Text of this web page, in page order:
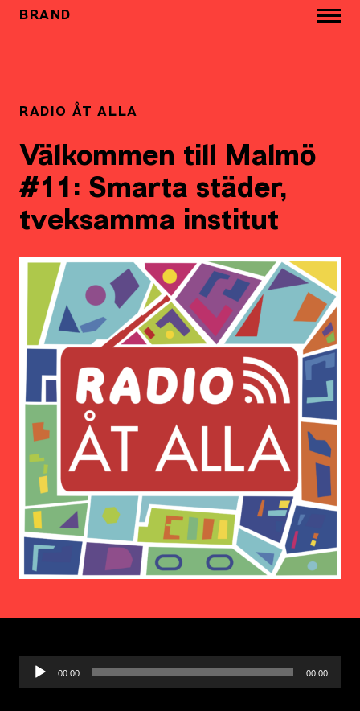
BRAND
RADIO ÅT ALLA
Välkommen till Malmö
#11: Smarta städer,
tveksamma institut
Ljudspelare
00:00 00:00